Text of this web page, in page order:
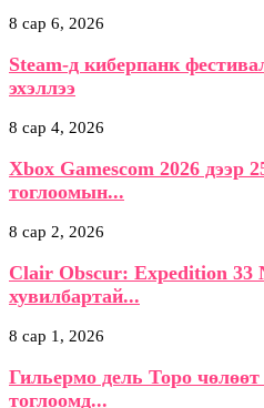
8 сар 6, 2026
Steam-д киберпанк
эхэллээ
8 сар 4, 2026
Xbox Gamescom 2026 дээр
тоглоомын...
8 сар 2, 2026
Clair Obscur: Expedition 33
хувилбартай...
8 сар 1, 2026
Гильермо дель Торо
тоглоомд...